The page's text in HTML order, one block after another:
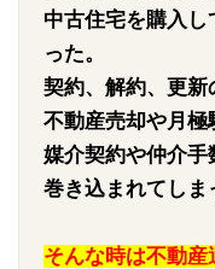
中古住宅を購入し
った。
契約、解約、更新
不動産売却や月極
媒介契約や仲介手
巻き込まれてしま
そんな時は不動